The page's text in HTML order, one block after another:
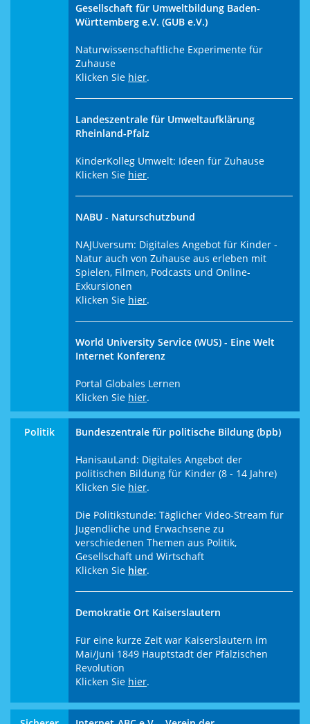
Gesellschaft für Umweltbildung Baden-
Württemberg e.V. (GUB e.V.)
Naturwissenschaftliche Experimente für
Zuhause
Klicken Sie hier.
Landeszentrale für Umweltaufklärung
Rheinland-Pfalz
KinderKolleg Umwelt: Ideen für Zuhause
Klicken Sie hier.
NABU - Naturschutzbund
NAJUversum: Digitales Angebot für Kinder -
Natur auch von Zuhause aus erleben mit
Spielen, Filmen, Podcasts und Online-
Exkursionen
Klicken Sie hier.
World University Service (WUS) - Eine Welt
Internet Konferenz
Portal Globales Lernen
Klicken Sie hier.
Politik Bundeszentrale für politische Bildung (bpb)
HanisauLand: Digitales Angebot der
politischen Bildung für Kinder (8 - 14 Jahre)
Klicken Sie hier.
Die Politikstunde: Täglicher Video-Stream für
Jugendliche und Erwachsene zu
verschiedenen Themen aus Politik,
Gesellschaft und Wirtschaft
Klicken Sie hier.
Demokratie Ort Kaiserslautern
Für eine kurze Zeit war Kaiserslautern im
Mai/Juni 1849 Hauptstadt der Pfälzischen
Revolution
Klicken Sie hier.